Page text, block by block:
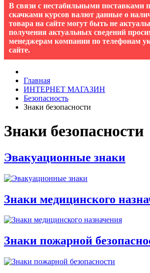
В связи с нестабильными поставками
скачками курсов валют данные о
товара на сайте могут быть не
получения актуальных сведений
менеджерам компании по телефонам
сайте.
Главная
ИНТЕРНЕТ МАГАЗИН
Безопасность
Знаки безопасности
Знаки безопасности
Эвакуационные знаки
Знаки медицинского
Знаки пожарной